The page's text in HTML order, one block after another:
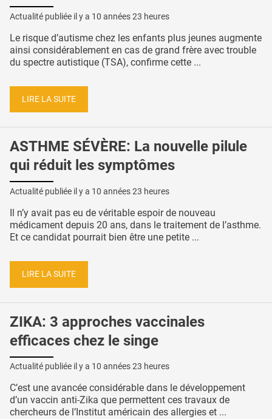
Actualité publiée il y a 10 années 23 heures
Le risque d’autisme chez les enfants plus jeunes augmente
ainsi considérablement en cas de grand frère avec trouble
du spectre autistique (TSA), confirme cette ...
LIRE LA SUITE
ASTHME SÉVÈRE: La nouvelle pilule
qui réduit les symptômes
Actualité publiée il y a 10 années 23 heures
Il n’y avait pas eu de véritable espoir de nouveau
médicament depuis 20 ans, dans le traitement de l’asthme.
Et ce candidat pourrait bien être une petite ...
LIRE LA SUITE
ZIKA: 3 approches vaccinales
efficaces chez le singe
Actualité publiée il y a 10 années 23 heures
C’est une avancée considérable dans le développement
d’un vaccin anti-Zika que permettent ces travaux de
chercheurs de l’Institut américain des allergies et ...